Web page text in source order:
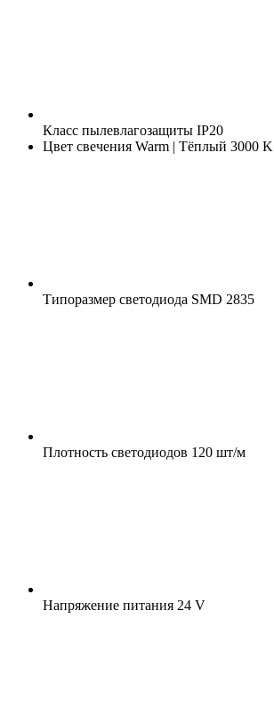
Класс пылевлагозащиты IP20
Цвет свечения Warm | Тёплый 3000 K
Типоразмер светодиода SMD 2835
Плотность светодиодов 120 шт/м
Напряжение питания 24 V